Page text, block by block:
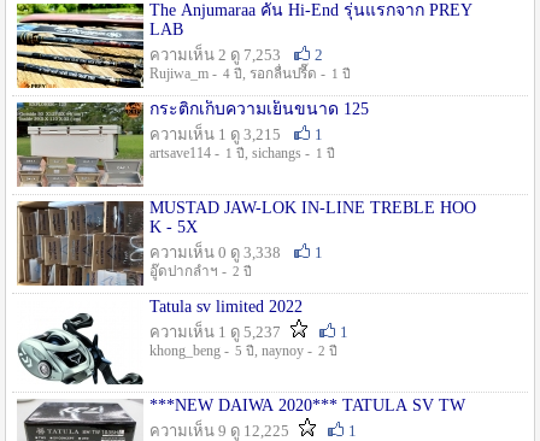
The Anjumaraa คัน Hi-End รุ่นแรกจาก PREY
LAB
ความเห็น 2 ดู 7,253
2
Rujiwa_m - 4 ปี , รอกลื่นปรื๊ด - 1 ปี
กระติกเก็บความเย็นขนาด 125
ความเห็น 1 ดู 3,215
1
artsave114 - 1 ปี , sichangs - 1 ปี
MUSTAD JAW-LOK IN-LINE TREBLE HOO
K - 5X
ความเห็น 0 ดู 3,338
1
อู๊ดปากลำฯ - 2 ปี
Tatula sv limited 2022
ความเห็น 1 ดู 5,237
1
khong_beng - 5 ปี , naynoy - 2 ปี
***NEW DAIWA 2020*** TATULA SV TW
ความเห็น 9 ดู 12,225
1